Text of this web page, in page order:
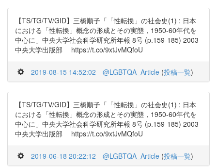
【TS/TG/TV/GID】三橋順子「「性転換」の社会史(1) : 日本
における「性転換」概念の形成とその実態，1950-60年代を
中心に」中央大学社会科学研究所年報 8号 (p.159-185) 2003
中央大学出版部 https://t.co/9xtJvMQfoU
2019-08-15 14:52:02 @LGBTQA_Article (投稿一覧)
【TS/TG/TV/GID】三橋順子「「性転換」の社会史(1) : 日本
における「性転換」概念の形成とその実態，1950-60年代を
中心に」中央大学社会科学研究所年報 8号 (p.159-185) 2003
中央大学出版部 https://t.co/9xtJvMQfoU
2019-06-18 20:22:12 @LGBTQA_Article (投稿一覧)